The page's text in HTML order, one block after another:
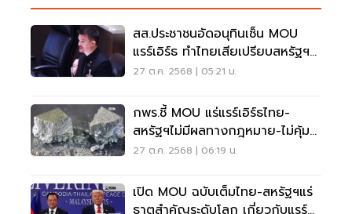
สส.ประชาชนอัดอนุทินเซ็น MOU
แรร์เอิร์ธ ทำไทยเสียเปรียบสหรัฐฯ
หนัก
27 ต.ค. 2568 | 05:21 น.
กพร.ชี้ MOU แร่แรร์เอิร์ธไทย-
สหรัฐฯไม่มีผลทางกฎหมาย-ไม่คุ้ม
ค่าลงทุน
27 ต.ค. 2568 | 06:19 น.
เปิด MOU ฉบับเต็มไทย-สหรัฐฯแร่
ธาตุสำคัญระดับโลก เกี่ยวกับแรร์